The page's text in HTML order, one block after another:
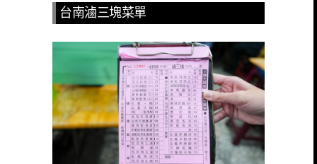
台南滷三塊菜單